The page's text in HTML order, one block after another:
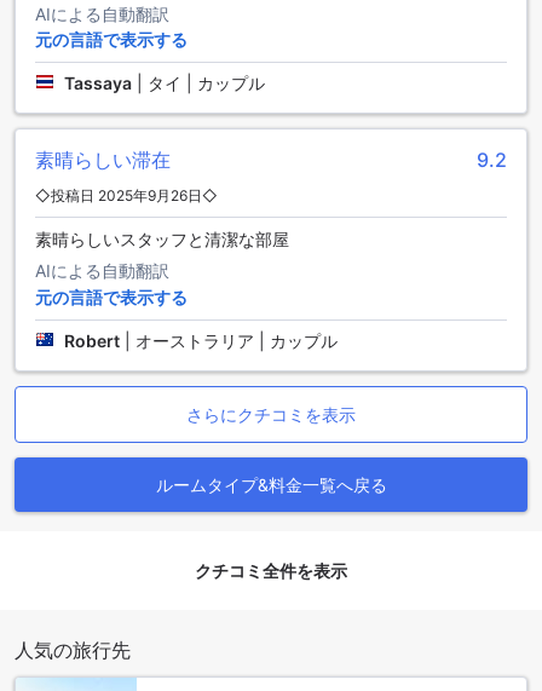
ぜひアゴダでご予約ください。
リムコックの魅力と自然の美しさ
リムコックは、チェンライの美しい自然が広がるエリアで、
訪れる人々に心を奪う魅力があります。周囲には、緑豊かな
山々や清らかな川が流れ、まるで絵画のような風景が広がっ
グを楽しむ人々にとって理想的な場所で、豊かな生態系が息
づいています。リムコックの静けさは、日常の喧騒から離
れ、心身ともにリフレッシュするのに最適です。
また、リムコックには地元の文化や伝統を体験できるスポッ
トも点在しています。地元の市場では、新鮮な食材や手作り
の工芸品が並び、訪れる人々にタイの文化を感じさせてくれ
ます。さらに、近くには美しい寺院や歴史的な遺跡もあり、
観光スポットとしても魅力的です。リムコックは、自然と文
い体験を提供してくれるでしょう。
チェンライの中心部に位置するザ・ヴィエラ・チェンライへ
クセスが非常に便利です。空港を出ると、タクシーや送迎サ
手にザ・ヴィエラ・チェンライの住所を伝えると、スムーズ
に目的地へ向かうことができます。また、事前にホテルの送
AIによる自動翻訳
元の言語で表示する
Tassaya タイ | カップル
素晴らしい滞在 9.2
◇投稿日 2025年9月26日◇
素晴らしいスタッフと清潔な部屋
AIによる自動翻訳
元の言語で表示する
Robert オーストラリア | カップル
さらにクチコミを表示
ルームタイプ&料金一覧へ戻る
クチコミ全件を表示
人気の旅行先